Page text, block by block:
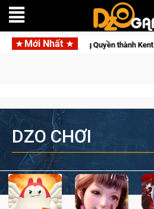
Mới Nhất
đoạt được Vương Quyền thành Kent sắp tới!
DZO CHƠI